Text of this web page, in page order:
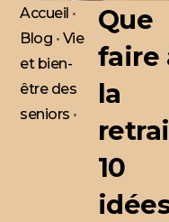
Accueil •
Blog • Vie
et bien-
être des
seniors •
Que
faire
la
10